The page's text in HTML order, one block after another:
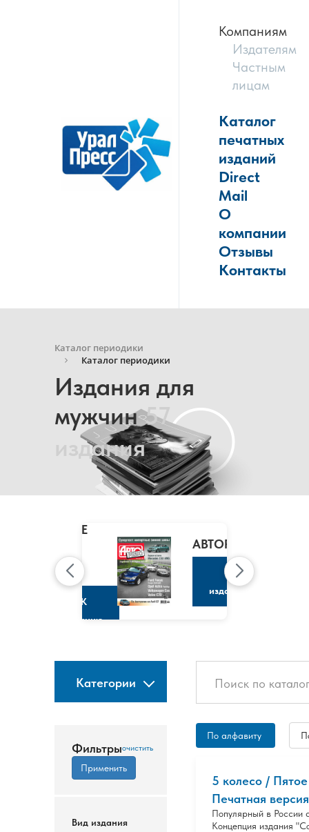
Компаниям
Издателям
Частным
лицам
Каталог
печатных
изданий
Direct
Mail
О
компании
Отзывы
Контакты
Каталог периодики
Каталог периодики
Издания для
мужчин57
издания
CLAIRE
МАРИ
КЛЭР
К
изданию
АВТОРЕВЮ
К
изданию
Категории
Фильтры
Вид издания
По алфавиту
5 колесо /
Печатная версия
Популярный в России
Концепция издания